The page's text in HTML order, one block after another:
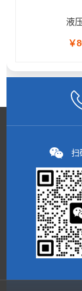
液
￥
扫